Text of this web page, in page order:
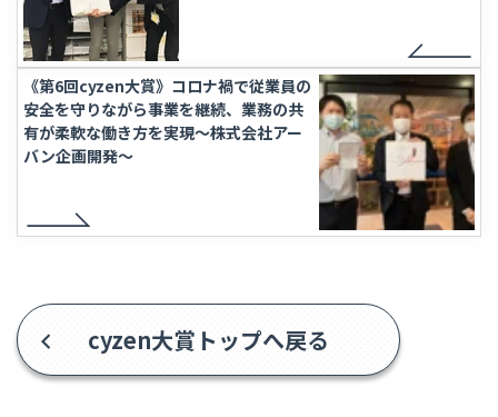
《第6回cyzen大賞》コロナ禍で従業員の
安全を守りながら事業を継続、業務の共
有が柔軟な働き方を実現〜株式会社アー
バン企画開発〜
cyzen大賞トップへ戻る